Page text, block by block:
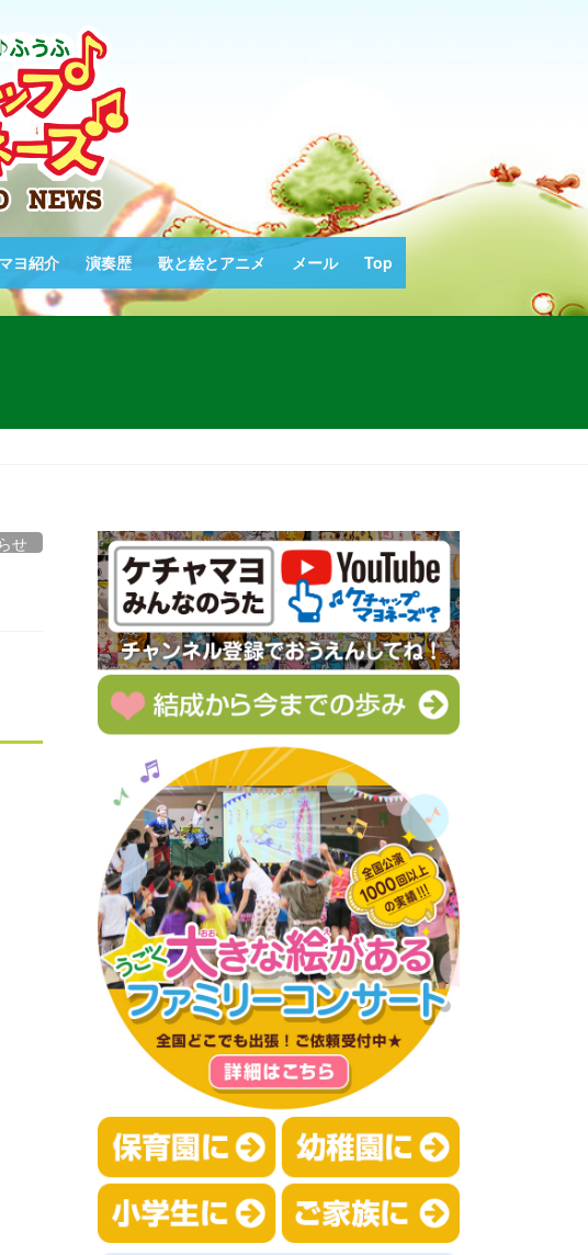
ヨ紹介 演奏歴 歌と絵とアニメ メール Top
せ